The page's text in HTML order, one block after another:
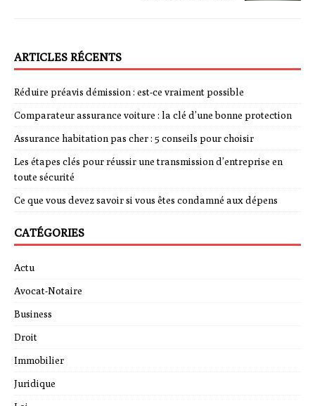
ARTICLES RÉCENTS
Réduire préavis démission : est-ce vraiment possible
Comparateur assurance voiture : la clé d’une bonne protection
Assurance habitation pas cher : 5 conseils pour choisir
Les étapes clés pour réussir une transmission d’entreprise en
toute sécurité
Ce que vous devez savoir si vous êtes condamné aux dépens
CATÉGORIES
Actu
Avocat-Notaire
Business
Droit
Immobilier
Juridique